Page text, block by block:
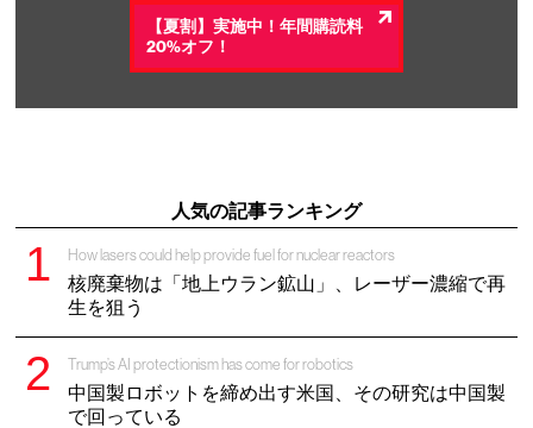
【夏割】実施中！年間購読料
20%オフ！
人気の記事ランキング
How lasers could help provide fuel for nuclear reactors
核廃棄物は「地上ウラン鉱山」、レーザー濃縮で再
生を狙う
Trump’s AI protectionism has come for robotics
中国製ロボットを締め出す米国、その研究は中国製
で回っている